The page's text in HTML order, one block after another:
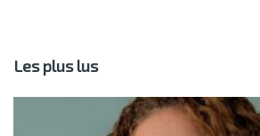
Les plus lus